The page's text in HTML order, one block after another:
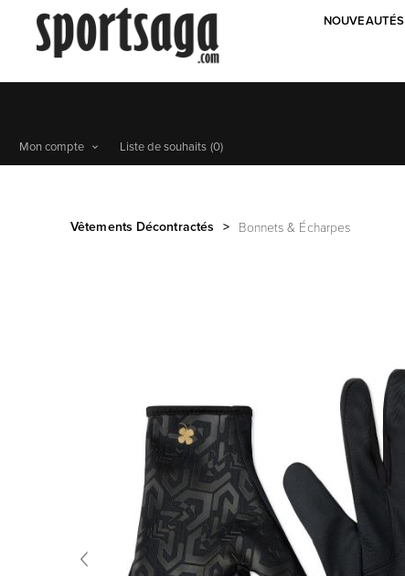
NOUVEAUTÉS
Mon compte Liste de souhaits (0)
Vêtements Décontractés > Bonnets & Écharpes